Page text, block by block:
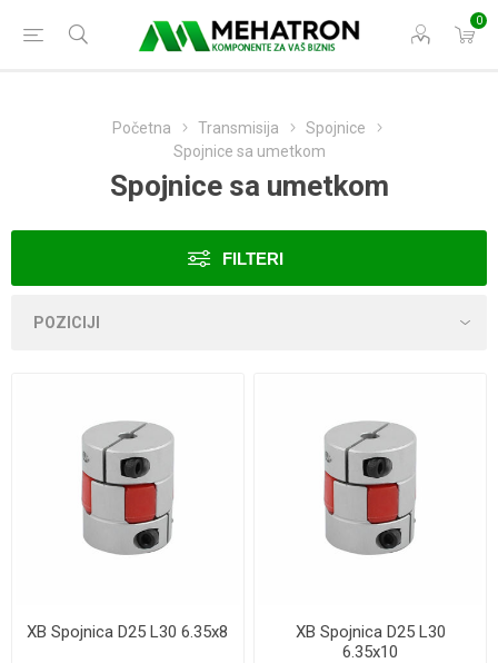
0
Početna Transmisija
Spojnice
Spojnice sa umetkom
Spojnice sa umetkom
FILTERI
XB Spojnica D25 L30 6.35x8
XB Spojnica D25 L30
6.35x10